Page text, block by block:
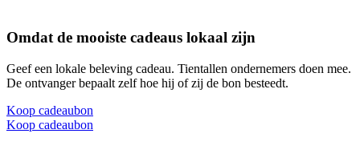
Omdat de mooiste cadeaus lokaal zijn
Geef een lokale beleving cadeau. Tientallen ondernemers doen mee.
De ontvanger bepaalt zelf hoe hij of zij de bon besteedt.
Koop cadeaubon
Koop cadeaubon